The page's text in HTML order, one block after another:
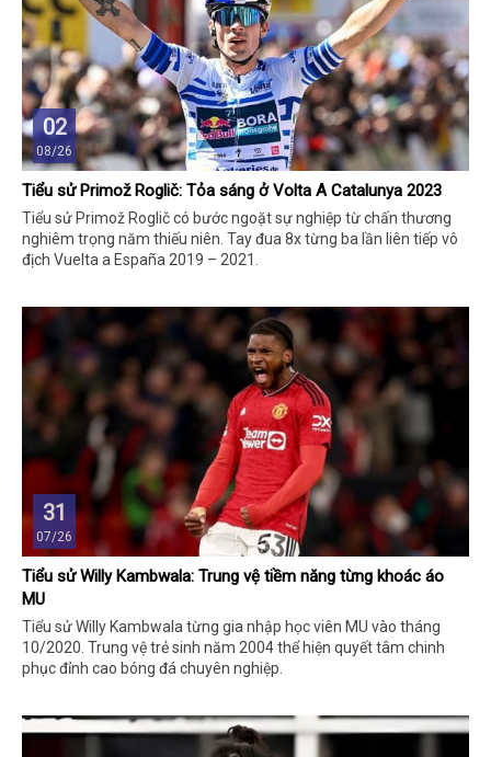
02
08/26
Tiểu sử Primož Roglič: Tỏa sáng ở Volta A Catalunya 2023
Tiểu sử Primož Roglič có bước ngoặt sự nghiệp từ chấn thương
nghiêm trọng năm thiếu niên. Tay đua 8x từng ba lần liên tiếp vô
địch Vuelta a España 2019 – 2021.
31
07/26
Tiểu sử Willy Kambwala: Trung vệ tiềm năng từng khoác áo
MU
Tiểu sử Willy Kambwala từng gia nhập học viên MU vào tháng
10/2020. Trung vệ trẻ sinh năm 2004 thể hiện quyết tâm chinh
phục đỉnh cao bóng đá chuyên nghiệp.